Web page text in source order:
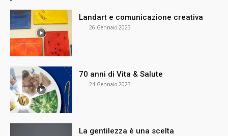
Landart e comunicazione creativa
- 26 Gennaio 2023
70 anni di Vita & Salute
- 24 Gennaio 2023
La gentilezza è una scelta